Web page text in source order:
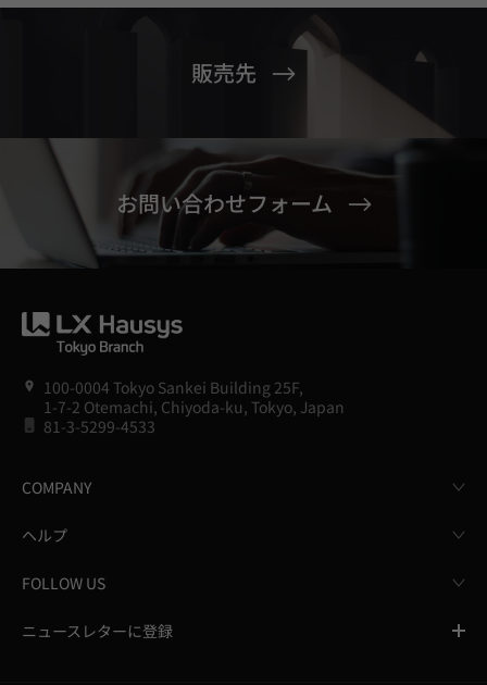
販売先
お問い合わせフォーム
100-0004 Tokyo Sankei Building 25F,
1-7-2 Otemachi, Chiyoda-ku, Tokyo, Japan
81-3-5299-4533
COMPANY
ヘルプ
FOLLOW US
ニュースレターに登録